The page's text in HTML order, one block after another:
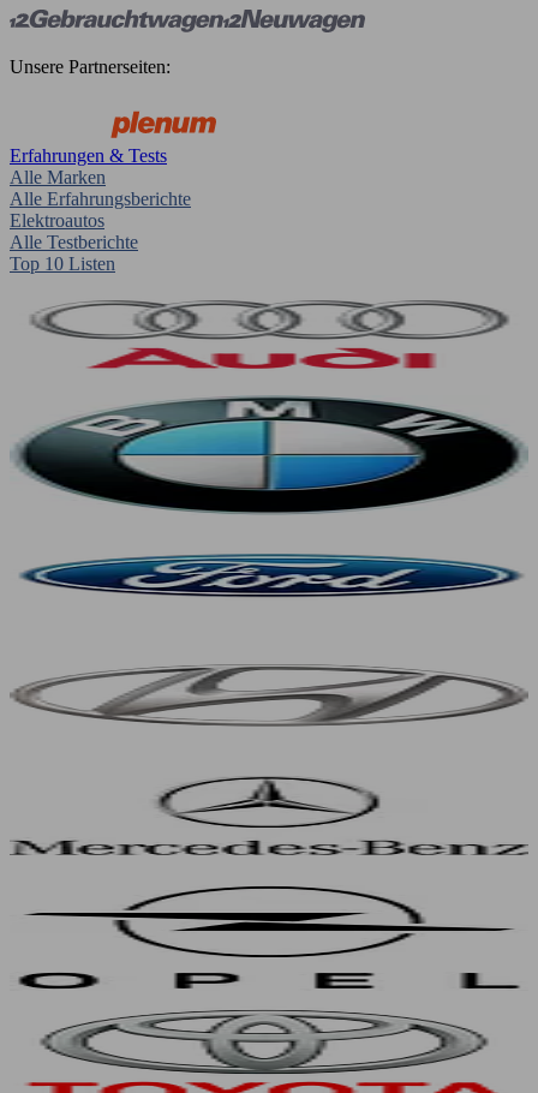
Unsere Partnerseiten:
Erfahrungen & Tests
Alle Marken
Alle Erfahrungsberichte
Elektroautos
Alle Testberichte
Top 10 Listen